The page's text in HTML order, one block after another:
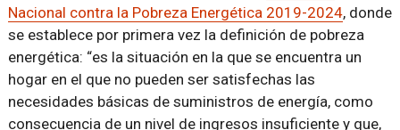
Nacional contra la Pobreza Energética 2019-2024, donde
se establece por primera vez la definición de pobreza
energética: “es la situación en la que se encuentra un
hogar en el que no pueden ser satisfechas las
necesidades básicas de suministros de energía, como
consecuencia de un nivel de ingresos insuficiente y que,